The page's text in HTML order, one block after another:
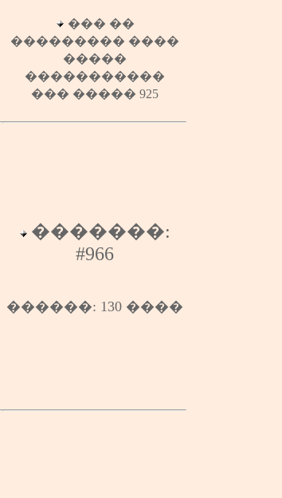
��� ��
��������� ����
�����
�����������
��� ����� 925
�������:
#966
������: 130 ����